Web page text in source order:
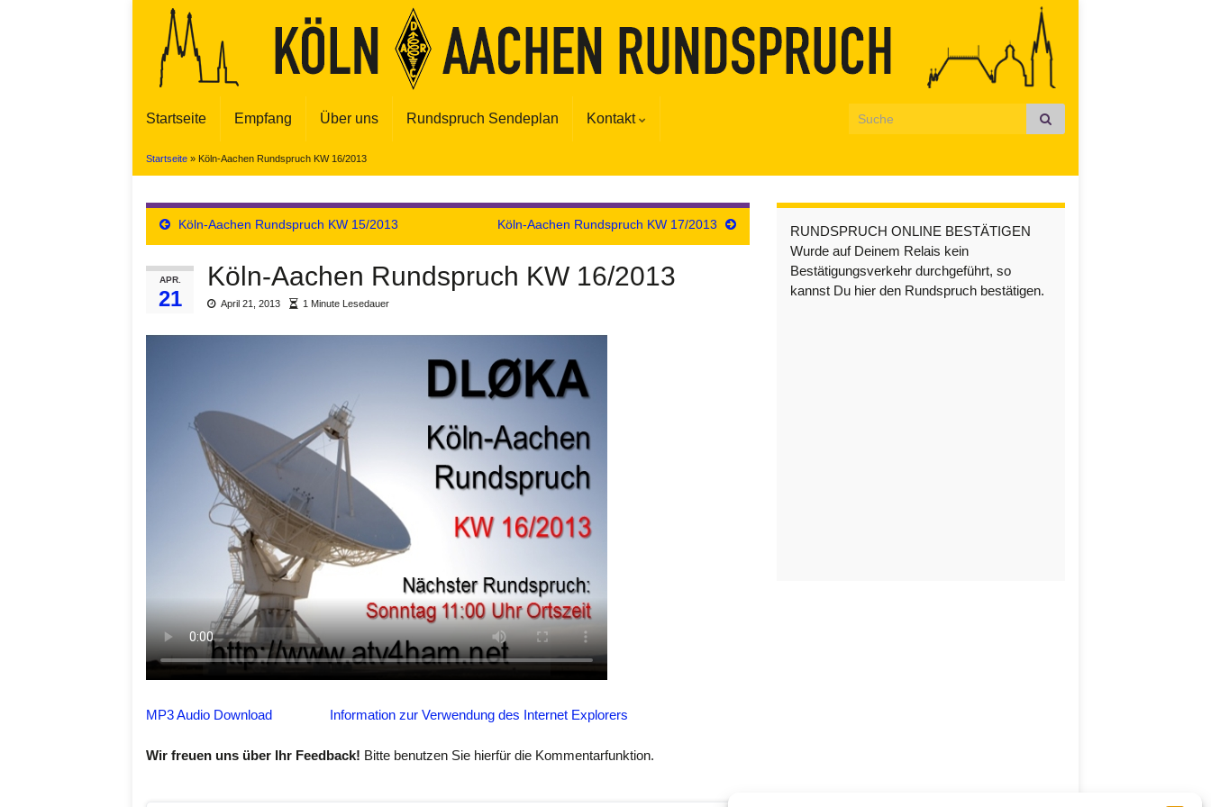
Startseite Empfang Über uns Rundspruch Sendeplan Kontakt Search for:
Startseite » Köln-Aachen Rundspruch KW 16/2013
Köln-Aachen Rundspruch KW 15/2013 Köln-Aachen Rundspruch KW 17/2013
APR.
21
Köln-Aachen Rundspruch KW 16/2013
April 21, 2013 1 Minute Lesedauer
MP3 Audio Download Information zur Verwendung des Internet Explorers
Wir freuen uns über Ihr Feedback! Bitte benutzen Sie hierfür die Kommentarfunktion.
RUNDSPRUCH ONLINE BESTÄTIGEN
Wurde auf Deinem Relais kein
Bestätigungsverkehr durchgeführt, so
kannst Du hier den Rundspruch bestätigen.